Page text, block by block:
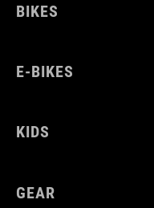
BIKES
E-BIKES
KIDS
GEAR